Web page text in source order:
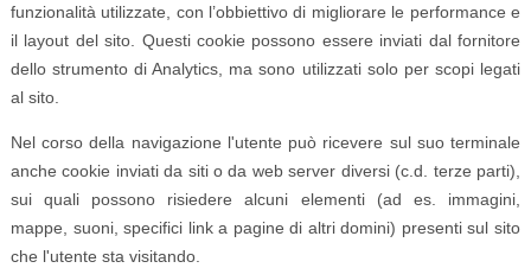
funzionalità utilizzate, con l’obbiettivo di migliorare le performance e
il layout del sito. Questi cookie possono essere inviati dal fornitore
dello strumento di Analytics, ma sono utilizzati solo per scopi legati
al sito.
Nel corso della navigazione l'utente può ricevere sul suo terminale
anche cookie inviati da siti o da web server diversi (c.d. terze parti),
sui quali possono risiedere alcuni elementi (ad es. immagini,
mappe, suoni, specifici link a pagine di altri domini) presenti sul sito
che l'utente sta visitando.